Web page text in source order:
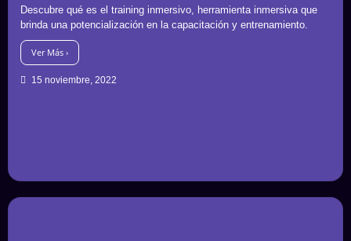
Descubre qué es el training inmersivo, herramienta inmersiva que
brinda una potencialización en la capacitación y entrenamiento.
Ver Más ›
15 noviembre, 2022